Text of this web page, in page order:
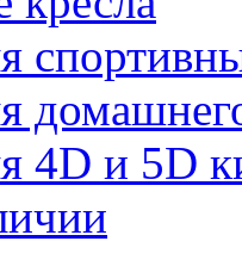
4D и 5D